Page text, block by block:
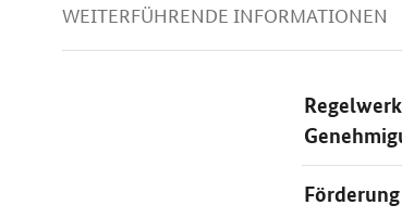
WEITERFÜHRENDE INFORMATIONEN